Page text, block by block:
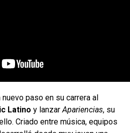
nuevo paso en su carrera al
Latino y lanzarApariencias, su
Criado entre música, equipos